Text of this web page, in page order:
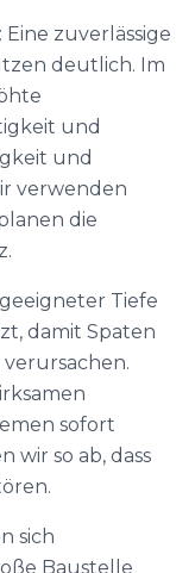
zuverlässige
deutlich. Im
und
und
verwenden
die
Tiefe
damit Spaten
sofort
wir so ab, dass
sich
Baustelle